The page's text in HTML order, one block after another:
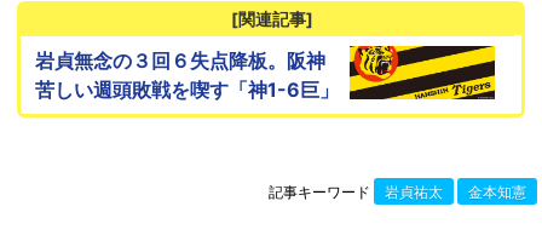
[関連記事]
岩貞無念の３回６失点降板。阪神
苦しい週頭敗戦を喫す「神1-6巨」
記事キーワード 岩貞祐太 金本知憲